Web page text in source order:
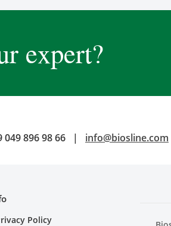
expert?
049 896 98 66 | info@biosline.com
Policy